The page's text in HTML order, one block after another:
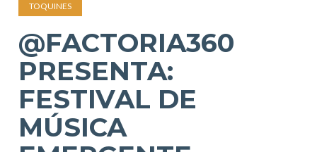
TOQUINES
@FACTORIA360
PRESENTA:
FESTIVAL DE
MÚSICA